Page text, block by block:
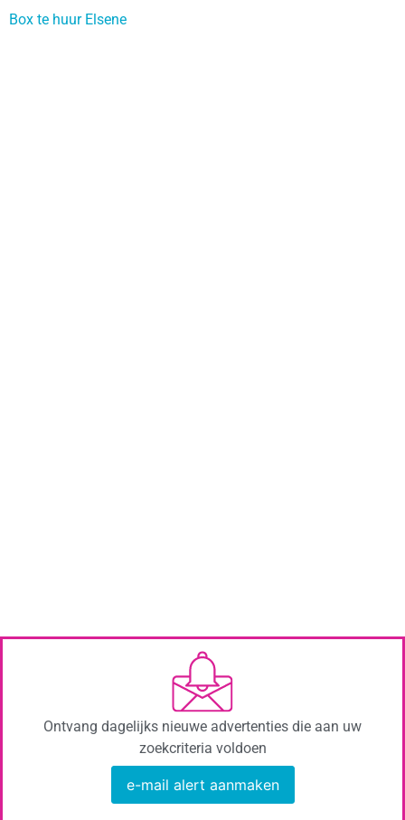
Box te huur Elsene
Ontvang dagelijks nieuwe advertenties die aan uw
zoekcriteria voldoen
e-mail alert aanmaken